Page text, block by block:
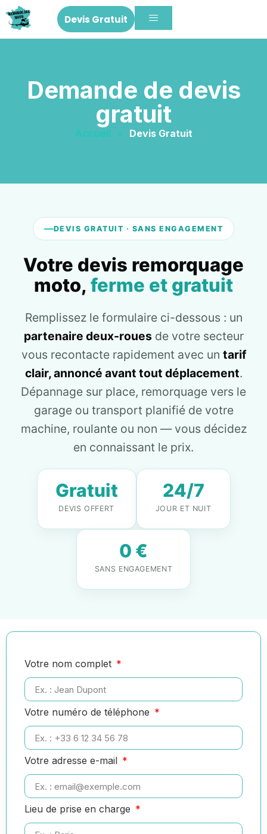
Devis Gratuit
Demande de devis
gratuit
Accueil » Devis Gratuit
DEVIS GRATUIT · SANS ENGAGEMENT
Votre devis remorquage
moto, ferme et gratuit
Remplissez le formulaire ci-dessous : un
partenaire deux-rouesde votre secteur
vous recontacte rapidement avec un tarif
clair, annoncé avant tout déplacement.
Dépannage sur place, remorquage vers le
garage ou transport planifié de votre
machine, roulante ou non — vous décidez
en connaissant le prix.
Gratuit
DEVIS OFFERT
24/7
JOUR ET NUIT
0 €
SANS ENGAGEMENT
Votre nom complet
Votre numéro de téléphone
Votre adresse e-mail
Lieu de prise en charge